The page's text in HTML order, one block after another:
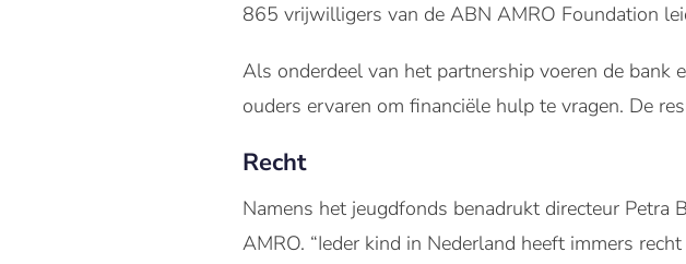
865 vrijwilligers van de ABN AMRO Foundation
Als onderdeel van het partnership voeren de bank
ouders ervaren om financiële hulp te vragen. De
Recht
Namens het jeugdfonds benadrukt directeur
AMRO. “Ieder kind in Nederland heeft immers